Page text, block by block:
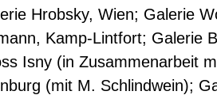
Hrobsky, Wien; Galerie
Kamp-Lintfort; Galerie
Isny (in Zusammenarbeit
(mit M. Schlindwein);